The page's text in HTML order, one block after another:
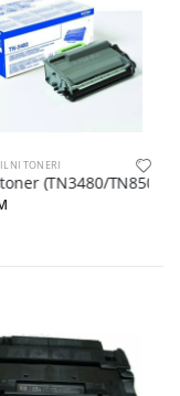
TONERI
(TN3480/TN850),